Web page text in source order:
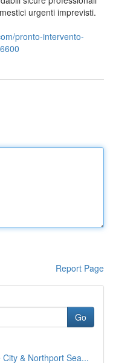
urgenti imprevisti.
pronto-intervento-
Report Page
Go
& Northport Sea...